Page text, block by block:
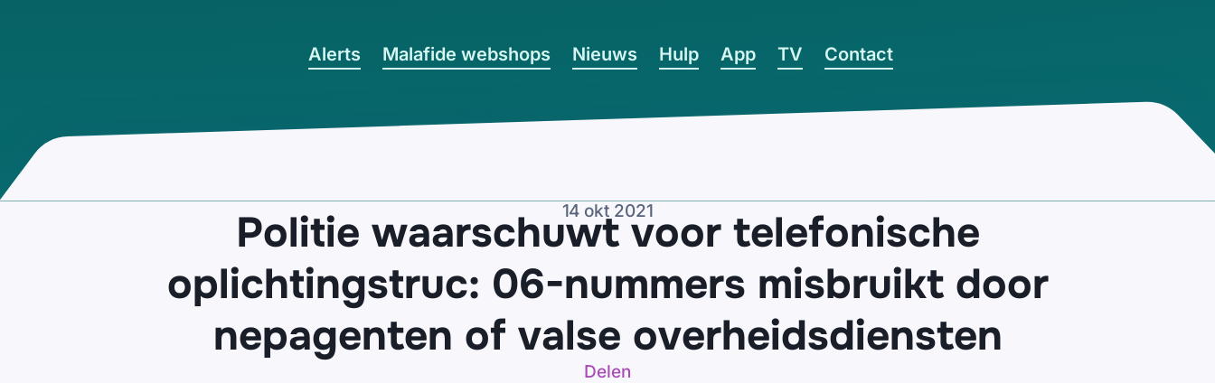
Alerts Malafide webshops Nieuws Hulp App TV Contact
14 okt 2021
Politie waarschuwt voor telefonische
oplichtingstruc: 06-nummers misbruikt door
nepagenten of valse overheidsdiensten
Delen